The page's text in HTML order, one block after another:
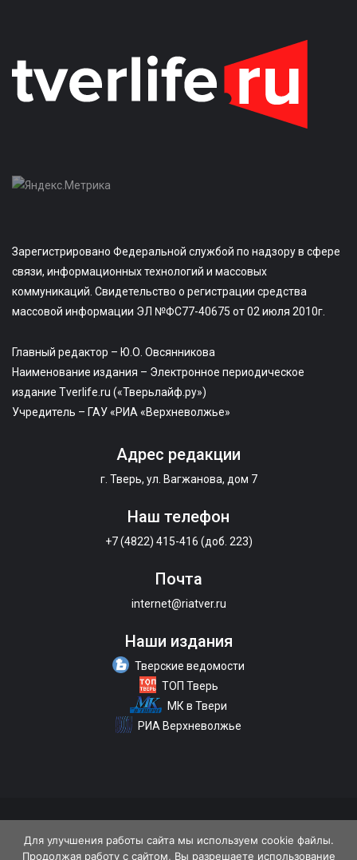
Зарегистрировано Федеральной службой по надзору в сфере
связи, информационных технологий и массовых
коммуникаций. Свидетельство о регистрации средства
массовой информации ЭЛ №ФС77-40675 от 02 июля 2010г.
Главный редактор – Ю.О. Овсянникова
Наименование издания – Электронное периодическое
издание Tverlife.ru («Тверьлайф.ру»)
Учредитель – ГАУ «РИА «Верхневолжье»
Адрес редакции
г. Тверь, ул. Вагжанова, дом 7
Наш телефон
+7 (4822) 415-416 (доб. 223)
Почта
internet@riatver.ru
Наши издания
Тверские ведомости
ТОП Тверь
МК в Твери
РИА Верхневолжье
Для улучшения работы сайта мы используем cookie файлы.
Продолжая работу с сайтом, Вы разрешаете использование